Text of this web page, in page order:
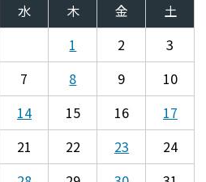
水 木 金
土
1
2
3
7 8 9
10
14 15 16
17
21 22 23
24